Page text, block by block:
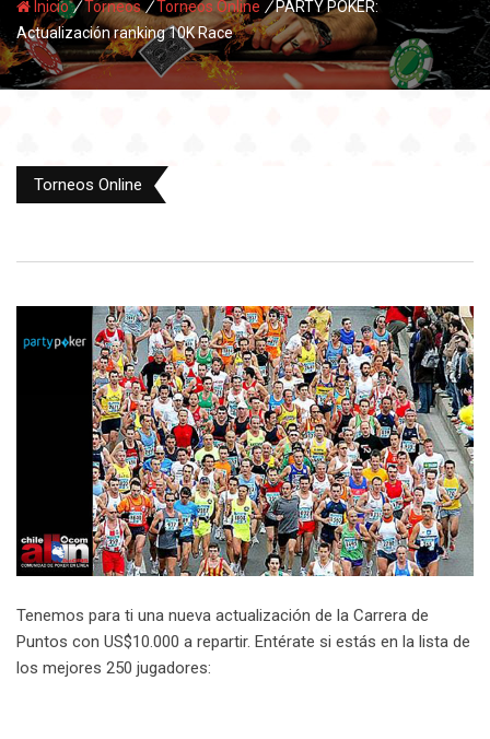
Inicio/Torneos/Torneos Online /PARTY POKER:
Actualización ranking 10K Race
Torneos Online
Tenemos para ti una nueva actualización de la Carrera de
Puntos con US$10.000 a repartir. Entérate si estás en la lista de
los mejores 250 jugadores: